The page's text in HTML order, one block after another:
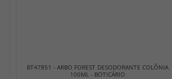
BT47851 - ARBO FOREST DESODORANTE COLÔNIA
100ML - BOTICÁRIO